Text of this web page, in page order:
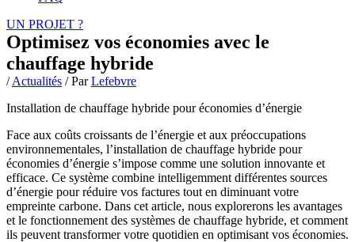
UN PROJET ?
Optimisez vos économies avec le
chauffage hybride
/Actualités / ParLefebvre
Installation de chauffage hybride pour économies d’énergie
Face aux coûts croissants de l’énergie et aux préoccupations
environnementales, l’installation de chauffage hybride pour
économies d’énergie s’impose comme une solution innovante et
efficace. Ce système combine intelligemment différentes sources
d’énergie pour réduire vos factures tout en diminuant votre
empreinte carbone. Dans cet article, nous explorerons les avantages
et le fonctionnement des systèmes de chauffage hybride, et comment
ils peuvent transformer votre quotidien en optimisant vos économies.